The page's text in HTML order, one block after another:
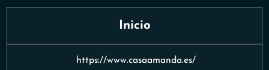
Inicio
https://www.casaamanda.es/